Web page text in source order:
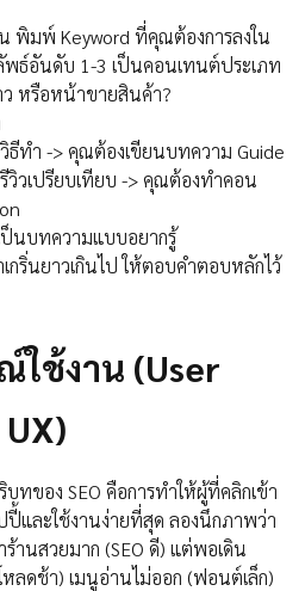
น พิมพ์ Keyword ที่คุณต้องการลงใน
พธ์อันดับ 1-3 เป็นคอนเทนต์ประเภท
หรือหน้าขายสินค้า?
ธีทำ -> คุณต้องเขียนบทความ Guide
วิวเปรียบเทียบ -> คุณต้องทำคอน
ป็นบทความแบบอยากรู้
กริ่นยาวเกินไป ให้ตอบคำตอบหลักไว้
ใช้งาน (User
บทของ SEO คือการทำให้ผู้ที่คลิกเข้า
ปี้และใช้งานง่ายที่สุด ลองนึกภาพว่า
านสวยมาก (SEO ดี) แต่พอเดิน
ลดช้า) เมนูอ่านไม่ออก (ฟอนต์เล็ก)